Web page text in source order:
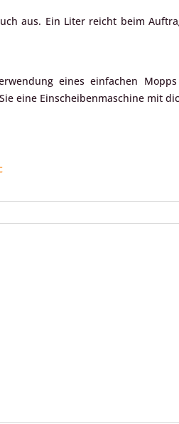
aus. Ein Liter reicht beim
eines einfachen
eine Einscheibenmaschine mit